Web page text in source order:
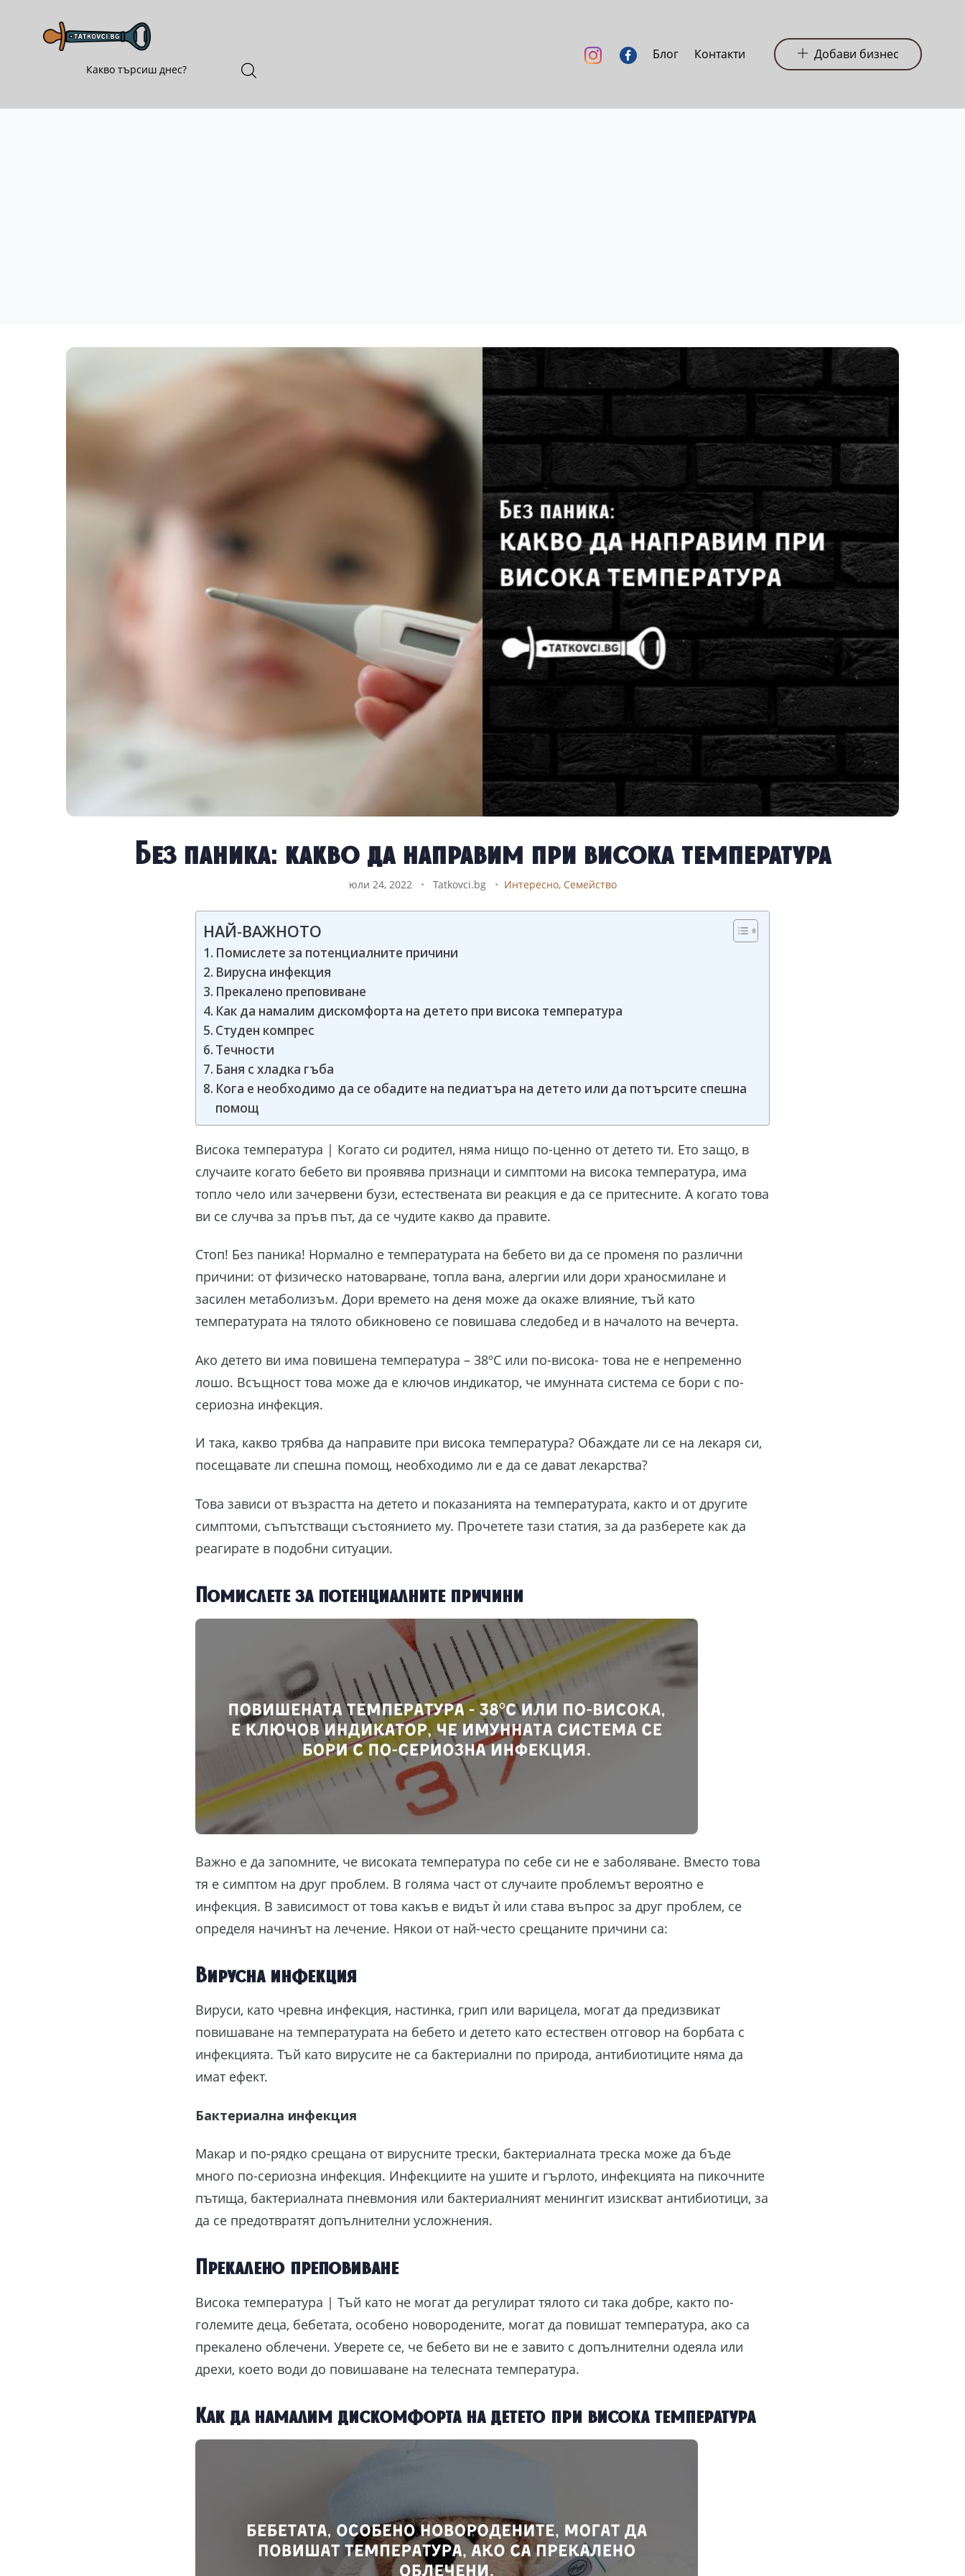
Блог Контакти Добави бизнес
Без паника: какво да направим при висока температура
юли 24, 2022 • Tatkovci.bg • Интересно, Семейство
НАЙ-ВАЖНОТО
Помислете за потенциалните причини
Вирусна инфекция
Прекалено преповиване
Как да намалим дискомфорта на детето при висока температура
Студен компрес
Течности
Баня с хладка гъба
Кога е необходимо да се обадите на педиатъра на детето или да потърсите спешна
помощ
Висока температура | Когато си родител, няма нищо по-ценно от детето ти. Ето защо, в
случаите когато бебето ви проявява признаци и симптоми на висока температура, има
топло чело или зачервени бузи, естествената ви реакция е да се притесните. А когато това
ви се случва за пръв път, да се чудите какво да правите.
Стоп! Без паника! Нормално е температурата на бебето ви да се променя по различни
причини: от физическо натоварване, топла вана, алергии или дори храносмилане и
засилен метаболизъм. Дори времето на деня може да окаже влияние, тъй като
температурата на тялото обикновено се повишава следобед и в началото на вечерта.
Ако детето ви има повишена температура – 38ºC или по-висока- това не е непременно
лошо. Всъщност това може да е ключов индикатор, че имунната система се бори с по-
сериозна инфекция.
И така, какво трябва да направите при висока температура? Обаждате ли се на лекаря си,
посещавате ли спешна помощ, необходимо ли е да се дават лекарства?
Това зависи от възрастта на детето и показанията на температурата, както и от другите
симптоми, съпътстващи състоянието му. Прочетете тази статия, за да разберете как да
реагирате в подобни ситуации.
Помислете за потенциалните причини
Важно е да запомните, че високата температура по себе си не е заболяване. Вместо това
тя е симптом на друг проблем. В голяма част от случаите проблемът вероятно е
инфекция. В зависимост от това какъв е видът ѝ или става въпрос за друг проблем, се
определя начинът на лечение. Някои от най-често срещаните причини са:
Вирусна инфекция
Вируси, като чревна инфекция, настинка, грип или варицела, могат да предизвикат
повишаване на температурата на бебето и детето като естествен отговор на борбата с
инфекцията. Тъй като вирусите не са бактериални по природа, антибиотиците няма да
имат ефект.
Бактериална инфекция
Макар и по-рядко срещана от вирусните трески, бактериалната треска може да бъде
много по-сериозна инфекция. Инфекциите на ушите и гърлото, инфекцията на пикочните
пътища, бактериалната пневмония или бактериалният менингит изискват антибиотици, за
да се предотвратят допълнителни усложнения.
Прекалено преповиване
Висока температура | Тъй като не могат да регулират тялото си така добре, както по-
големите деца, бебетата, особено новородените, могат да повишат температура, ако са
прекалено облечени. Уверете се, че бебето ви не е завито с допълнителни одеяла или
дрехи, което води до повишаване на телесната температура.
Как да намалим дискомфорта на детето при висока температура